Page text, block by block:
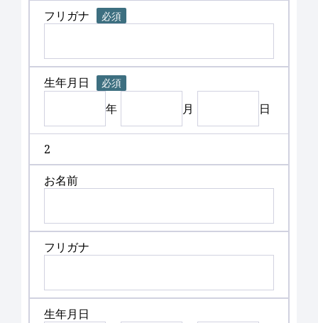
フリガナ 必須
生年月日 必須
年 月 日
2
お名前
フリガナ
生年月日